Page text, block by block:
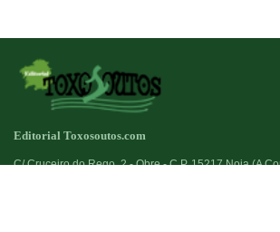
Editorial Toxosoutos.com
C/ Cruceiro do Rego, 2 - Obre - C.P. 15217 Noia (A